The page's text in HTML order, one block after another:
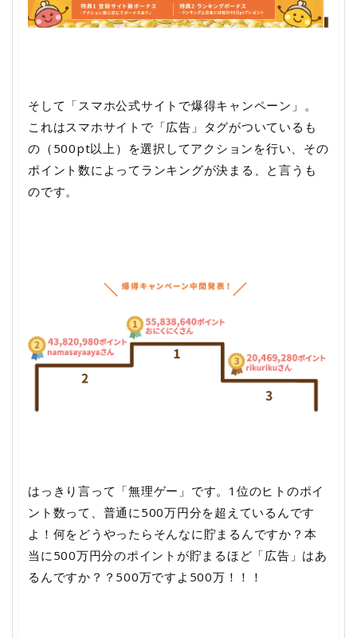
そして「スマホ公式サイトで爆得キャンペーン」。
これはスマホサイトで「広告」タグがついているも
の（500pt以上）を選択してアクションを行い、その
ポイント数によってランキングが決まる、と言うも
のです。
はっきり言って「無理ゲー」です。1位のヒトのポイ
ント数って、普通に500万円分を超えているんです
よ！何をどうやったらそんなに貯まるんですか？本
当に500万円分のポイントが貯まるほど「広告」はあ
るんですか？？500万ですよ500万！！！